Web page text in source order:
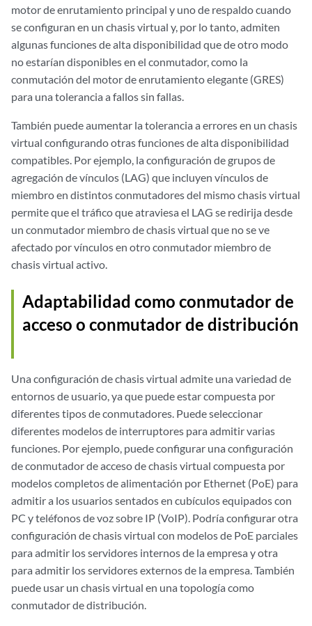
motor de enrutamiento principal y uno de respaldo cuando
se configuran en un chasis virtual y, por lo tanto, admiten
algunas funciones de alta disponibilidad que de otro modo
no estarían disponibles en el conmutador, como la
conmutación del motor de enrutamiento elegante (GRES)
para una tolerancia a fallos sin fallas.
También puede aumentar la tolerancia a errores en un chasis
virtual configurando otras funciones de alta disponibilidad
compatibles. Por ejemplo, la configuración de grupos de
agregación de vínculos (LAG) que incluyen vínculos de
miembro en distintos conmutadores del mismo chasis virtual
permite que el tráfico que atraviesa el LAG se redirija desde
un conmutador miembro de chasis virtual que no se ve
afectado por vínculos en otro conmutador miembro de
chasis virtual activo.
Adaptabilidad como conmutador de
acceso o conmutador de distribución
Una configuración de chasis virtual admite una variedad de
entornos de usuario, ya que puede estar compuesta por
diferentes tipos de conmutadores. Puede seleccionar
diferentes modelos de interruptores para admitir varias
funciones. Por ejemplo, puede configurar una configuración
de conmutador de acceso de chasis virtual compuesta por
modelos completos de alimentación por Ethernet (PoE) para
admitir a los usuarios sentados en cubículos equipados con
PC y teléfonos de voz sobre IP (VoIP). Podría configurar otra
configuración de chasis virtual con modelos de PoE parciales
para admitir los servidores internos de la empresa y otra
para admitir los servidores externos de la empresa. También
puede usar un chasis virtual en una topología como
conmutador de distribución.